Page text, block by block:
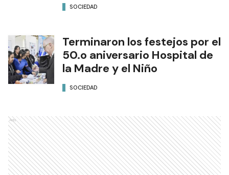
SOCIEDAD
Terminaron los festejos por el
50.o aniversario Hospital de
la Madre y el Niño
SOCIEDAD
Ads